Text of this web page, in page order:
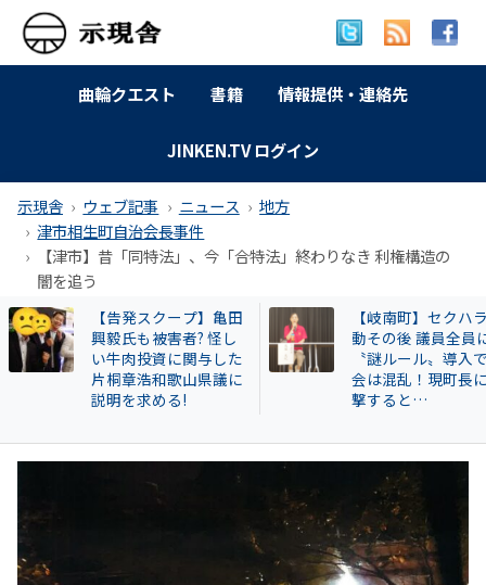
曲輪クエスト 書籍 情報提供・連絡先
JINKEN.TV ログイン
示現舎 ウェブ記事 ニュース
地方
津市相生町自治会長事件
【津市】昔「同特法」、今「合特法」終わりなき 利権構造の
闇を追う
【告発スクープ】亀田
興毅氏も被害者? 怪し
い牛肉投資に関与した
片桐章浩和歌山県議に
説明を求める!
【岐南町】セクハラ騒
動その後 議員全員に
〝謎ルール〟導入で議
会は混乱！現町長に直
撃すると…